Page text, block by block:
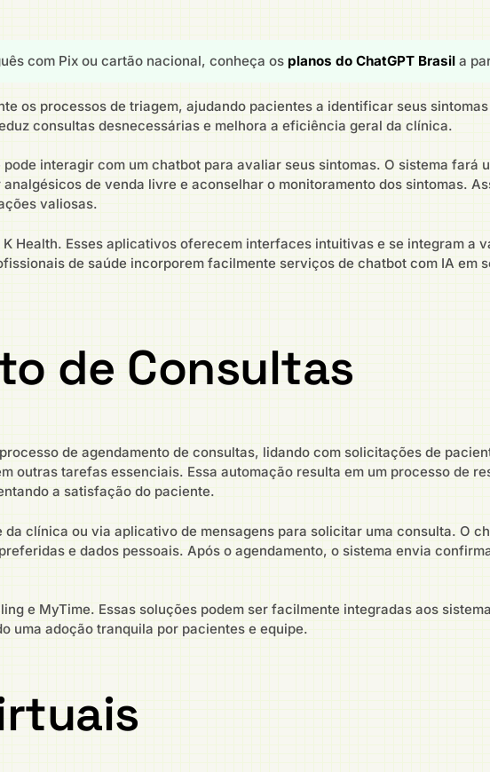
com Pix ou cartão nacional, conheça os planos do ChatGPT Brasil a
os processos de triagem, ajudando pacientes a identificar seus
consultas desnecessárias e melhora a eficiência geral da clínica.
interagir com um chatbot para avaliar seus sintomas. O sistema fará
de venda livre e aconselhar o monitoramento dos sintomas.
valiosas.
Health. Esses aplicativos oferecem interfaces intuitivas e se integram a
de saúde incorporem facilmente serviços de chatbot com IA em
de Consultas
de agendamento de consultas, lidando com solicitações de
outras tarefas essenciais. Essa automação resulta em um processo de
a satisfação do paciente.
clínica ou via aplicativo de mensagens para solicitar uma consulta. O
e dados pessoais. Após o agendamento, o sistema envia
e MyTime. Essas soluções podem ser facilmente integradas aos
uma adoção tranquila por pacientes e equipe.